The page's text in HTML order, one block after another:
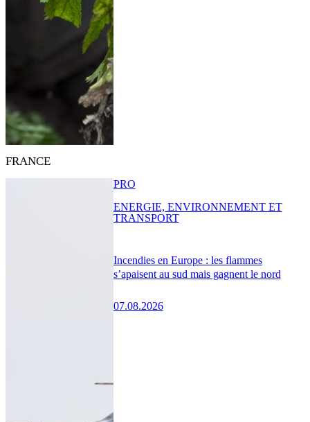
FRANCE
Incendies en Europe : les flammes
s’apaisent au sud mais gagnent le nord
07.08.2026
PRO
ENERGIE, ENVIRONNEMENT ET
TRANSPORT